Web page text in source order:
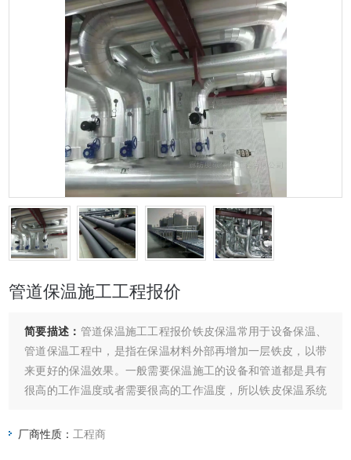
管道保温施工工程报价
简要描述： 管道保温施工工程报价铁皮保温常用于设备保温、
管道保温工程中，是指在保温材料外部再增加一层铁皮，以带
来更好的保温效果。一般需要保温施工的设备和管道都是具有
很高的工作温度或者需要很高的工作温度，所以铁皮保温系统
响，这样就从很大程度上减少了能源的消耗和流失，从而带来
厂商性质： 工程商